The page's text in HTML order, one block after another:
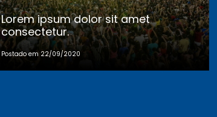
Lorem ipsum dolor sit amet
consectetur.
Postado em 22/09/2020